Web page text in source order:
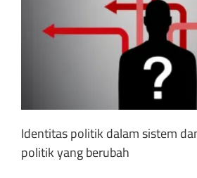
Identitas politik dalam sistem
politik yang berubah